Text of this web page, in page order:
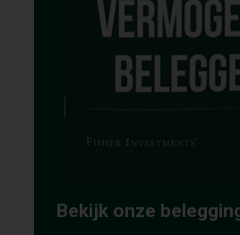
Bekijk onze